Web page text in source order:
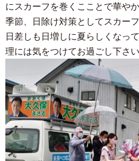
にスカーフを巻くこことで華や
季節、日除け対策としてスカー
日差しも日増しに夏らしくなっ
理には気をつけてお過ごし下さい